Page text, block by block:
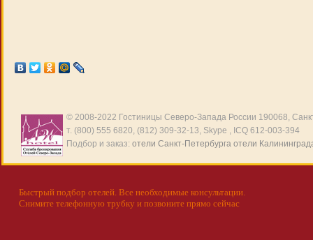
© 2008-2022 Гостиницы Северо-Запада России 190068,
т. (800) 555 6820, (812) 309-32-13, Skype , ICQ 612-003-394
Подбор и заказ: отели Санкт-Петербурга отели
Быстрый подбор отелей. Все необходимые консультации.
Снимите телефонную трубку и позвоните прямо сейчас